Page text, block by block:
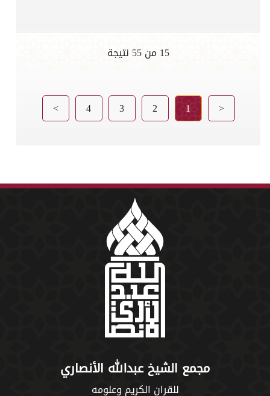
15 من 55 نتيجة
<
1
2
3
4
>
مجمع الشيخ عبدالله الأنصاري
للقران الكريم وعلومه